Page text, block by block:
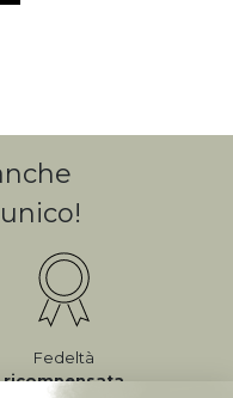
Fedeltà
ricompensata